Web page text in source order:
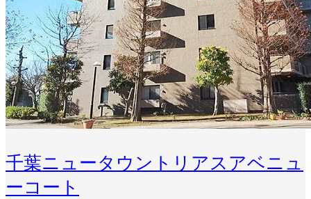
千葉ニュータウントリアスアベニュ
ーコート